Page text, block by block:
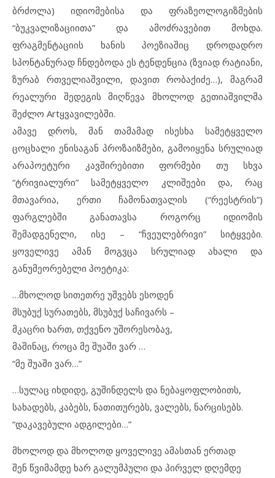
ბრძოლა) იდიომებისა და ფრაზეოლოგიზმების
“ბუკვალიზაციითა” და ამოძრავებით მოხდა.
ფრაგმენტაციის ხანის პოეზიაშიც დროდადრო
სპონტანურად ჩნდებოდა ეს ტენდენცია (ზვიად რატიანი,
ზურაბ რთველიაშვილი, დავით რობაქიძე…), მაგრამ
რეალური შედეგის მიღწევა მხოლოდ გეთიაშვილმა
შეძლო Artყვავილებში.
ამავე დროს, მან თამამად ისესხა სამეტყველო
ცოცხალი ენისაგან პროზაიზმები, გამოიყენა სრულიად
არაპოეტური კავშირებითი ფორმები თუ სხვა
“ტრივიალური” სამეტყველო კლიშეები და, რაც
მთავარია, ერთი ჩამონათვალის (“რეესტრის”)
ფარგლებში განათავსა როგორც იდიომის
შემადგენელი, ისე – “ჩვეულებრივი” სიტყვები.
ყოველივე ამან მოგვცა სრულიად ახალი და
განუმეორებელი პოეტიკა:
…მხოლოდ სითეთრე უშვებს ესოდენ
მსუბუქ სურათებს, მსუბუქ საჩივარს –
მკაცრი ხართ, თქვენო უშორესობავ,
მაშინაც, როცა მე შუაში ვარ …
“მე შუაში ვარ…”
…სულაც იხდიდე, გუშინდელს და ნებაყოფლობითს,
სახადებს, კაბებს, ნათითურებს, ვალებს, ნარცისებს.
“დაკავებული ადგილები…”
მხოლოდ და მხოლოდ ყოველივე ამასთან ერთად
შენ წვიმამდე ხარ გალუმპული და პირველ დღემდე